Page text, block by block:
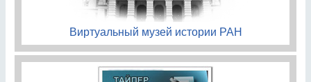
Виртуальный музей истории РАН